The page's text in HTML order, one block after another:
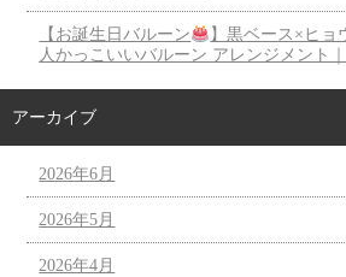
【お誕生日バルーン 】黒ベース×ヒョ
人かっこいいバルーン アレンジメント
アーカイブ
2026年6月
2026年5月
2026年4月